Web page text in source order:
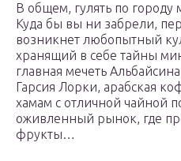
В общем, гулять по городу
Куда бы вы ни забрели,
возникнет любопытный
хранящий в себе тайны
главная мечеть
Гарсия Лорки, арабская
хамам с отличной чайной
оживленный рынок, где
фрукты…